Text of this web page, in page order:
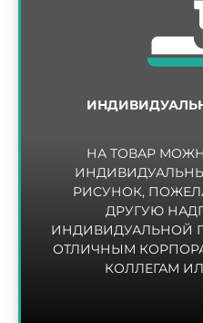
НА ТОВАР
РИСУНОК,
ДРУГУЮ
ИНДИВИДУАЛЬНОЙ
ОТЛИЧНЫМ
КОЛЛЕГАМ